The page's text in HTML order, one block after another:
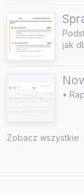
jak
•
Zobacz wszystkie